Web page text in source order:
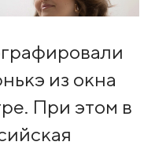
из окна
При этом в